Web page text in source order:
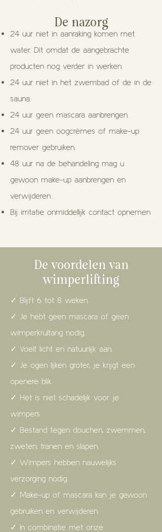
De nazorg
24 uur niet in aanraking komen met
water. Dit omdat de aangebrachte
producten nog verder in werken.
24 uur niet in het zwembad of de in de
sauna.
24 uur geen mascara aanbrengen.
24 uur geen oogcrèmes of make-up
remover gebruiken.
48 uur na de behandeling mag u
gewoon make-up aanbrengen en
verwijderen .
Bij irritatie onmiddellijk contact opnemen
De voordelen van
wimperlifting
✓ Blijft 6 tot 8 weken.
✓ Je hebt geen mascara of geen
wimperkrultang nodig.
✓ Voelt licht en natuurlijk aan.
✓ Je ogen lijken groter, je krijgt een
openere blik.
✓ Het is niet schadelijk voor je
wimpers.
✓ Bestand tegen douchen, zwemmen,
zweten, tranen en slapen.
✓ Wimpers hebben nauwelijks
verzorging nodig.
✓ Make-up of mascara kan je gewoon
gebruiken en verwijderen.
✓ In combinatie met onze